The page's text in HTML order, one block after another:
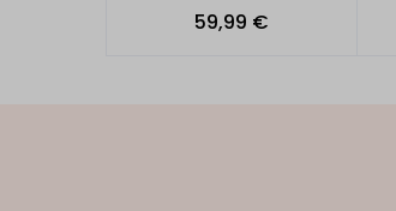
59,99 €